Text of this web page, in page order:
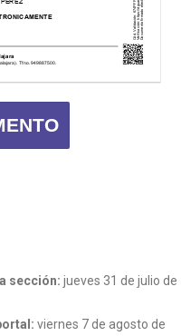
sección: jueves 31 de julio de
viernes 7 de agosto de